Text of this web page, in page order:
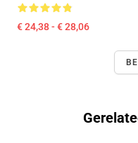
€ 24,38 - € 28,06